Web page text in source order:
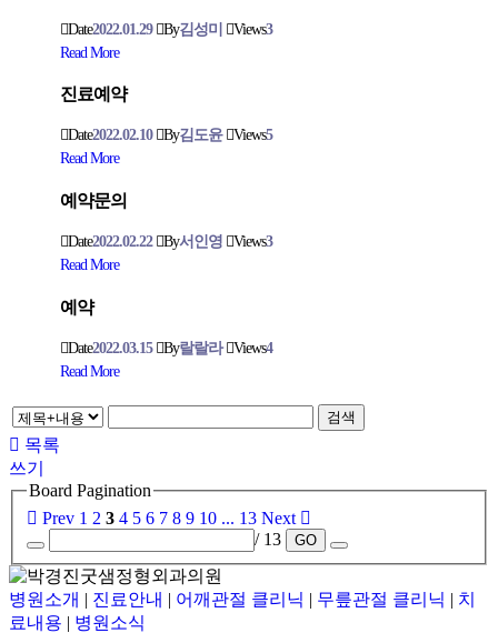
Date2022.01.29 By김성미 Views3
Read More
진료예약
Date2022.02.10 By김도윤 Views5
Read More
예약문의
Date2022.02.22 By서인영 Views3
Read More
예약
Date2022.03.15 By랄랄라 Views4
Read More
검색
목록
쓰기
Board Pagination
Prev 1 2 3 4 5 6 7 8 9 10 ... 13 Next
/ 13
GO
병원소개 | 진료안내 | 어깨관절 클리닉 | 무릎관절 클리닉 | 치
료내용 | 병원소식